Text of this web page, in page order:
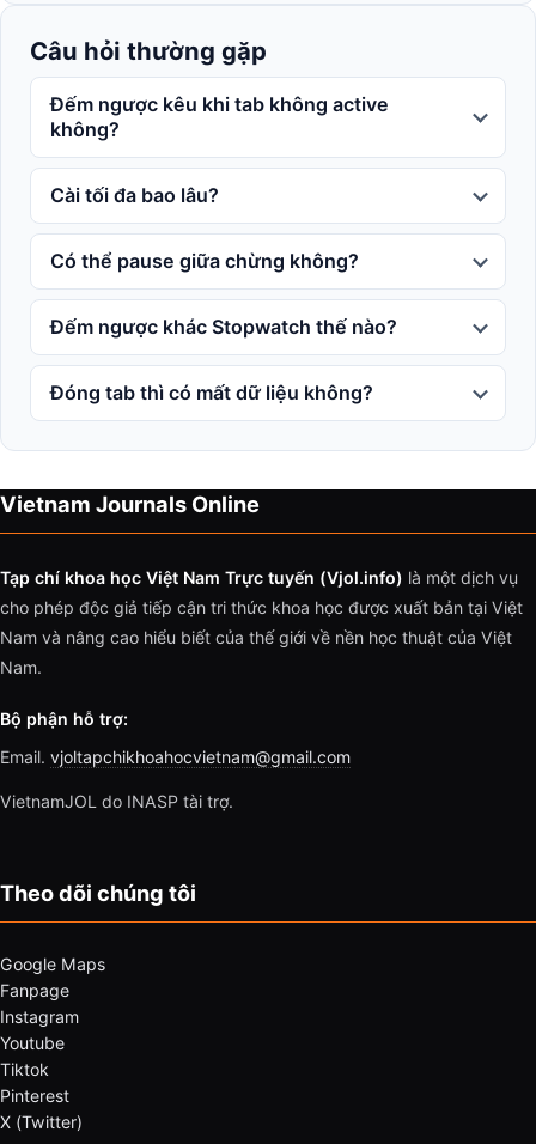
Câu hỏi thường gặp
Đếm ngược kêu khi tab không active
không?
Cài tối đa bao lâu?
Có thể pause giữa chừng không?
Đếm ngược khác Stopwatch thế nào?
Đóng tab thì có mất dữ liệu không?
Vietnam Journals Online
Tạp chí khoa học Việt Nam Trực tuyến (Vjol.info) là một dịch vụ
cho phép độc giả tiếp cận tri thức khoa học được xuất bản tại Việt
Nam và nâng cao hiểu biết của thế giới về nền học thuật của Việt
Nam.
Bộ phận hỗ trợ:
Email. vjoltapchikhoahocvietnam@gmail.com
VietnamJOL do INASP tài trợ.
Theo dõi chúng tôi
Google Maps
Fanpage
Instagram
Youtube
Tiktok
Pinterest
X (Twitter)